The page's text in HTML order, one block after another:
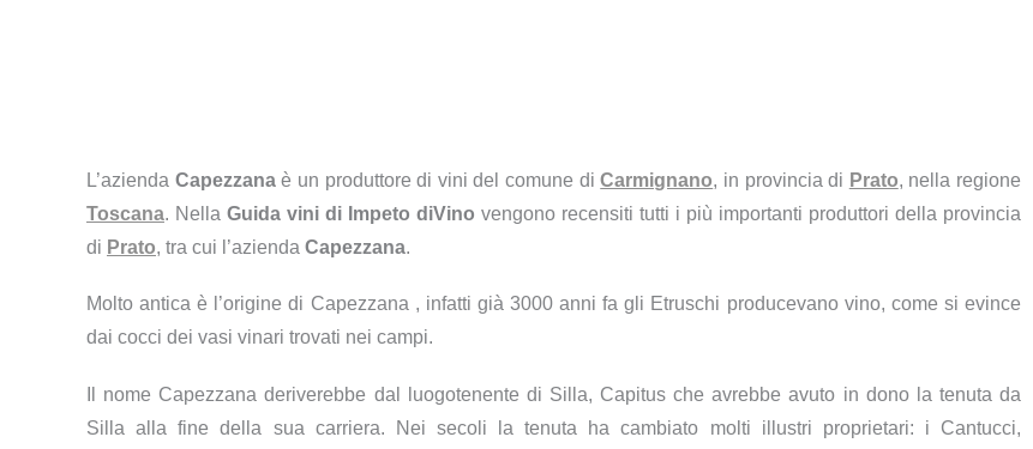
L’azienda Capezzanaè un produttore di vini del comune diCarmignano, in provincia di Prato, nella regione
Toscana. Nella Guida vini di Impeto diVino vengono recensiti tutti i più importanti produttori della provincia
di Prato, tra cui l’azienda Capezzana.
Molto antica è l’origine di Capezzana , infatti già 3000 anni fa gli Etruschi producevano vino, come si evince
dai cocci dei vasi vinari trovati nei campi.
Il nome Capezzana deriverebbe dal luogotenente di Silla, Capitus che avrebbe avuto in dono la tenuta da
Silla alla fine della sua carriera. Nei secoli la tenuta ha cambiato molti illustri proprietari: i Cantucci,